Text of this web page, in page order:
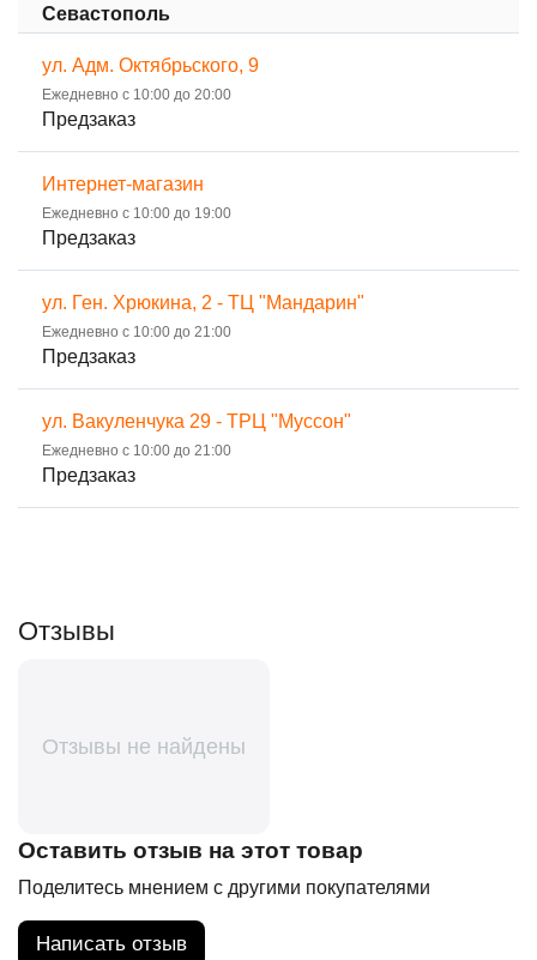
Севастополь
ул. Адм. Октябрьского, 9
Ежедневно с 10:00 до 20:00
Предзаказ
Интернет-магазин
Ежедневно с 10:00 до 19:00
Предзаказ
ул. Ген. Хрюкина, 2 - ТЦ "Мандарин"
Ежедневно с 10:00 до 21:00
Предзаказ
ул. Вакуленчука 29 - ТРЦ "Муссон"
Ежедневно с 10:00 до 21:00
Предзаказ
Отзывы
Отзывы не найдены
Оставить отзыв на этот товар
Поделитесь мнением с другими покупателями
Написать отзыв